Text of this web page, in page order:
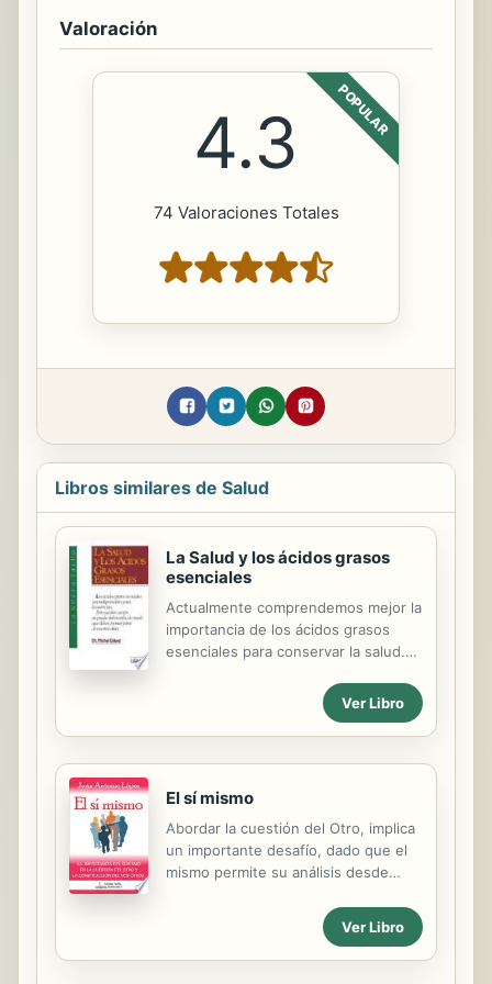
Valoración
POPULAR
4.3
74 Valoraciones Totales
Libros similares de Salud
La Salud y los ácidos grasos
esenciales
Actualmente comprendemos mejor la
importancia de los ácidos grasos
esenciales para conservar la salud.
productos que estamos
redescubriendo, como el aceite de
pescado, el aceite de onagra, la
spirulina, el aceite de lino
Ver Libro
El sí mismo
Abordar la cuestión del Otro, implica
un importante desafío, dado que el
mismo permite su análisis desde
campos de la ciencia; psicología,
cultura, geografía, filosofía, religión,
política, economía y mucho más.
Ver Libro